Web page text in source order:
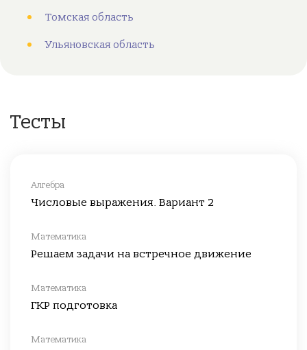
Томская область
Ульяновская область
Тесты
Алгебра
Числовые выражения. Вариант 2
Математика
Решаем задачи на встречное движение
Математика
ГКР подготовка
Математика